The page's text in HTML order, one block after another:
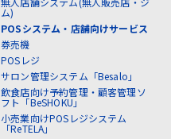
ム)
POSシステム・店舗向けサービス
券売機
POSレジ
サロン管理システム「Besalo」
飲食店向け予約管理・顧客管理ソ
フト「BeSHOKU」
小売業向けPOSレジシステム
「ReTELA」